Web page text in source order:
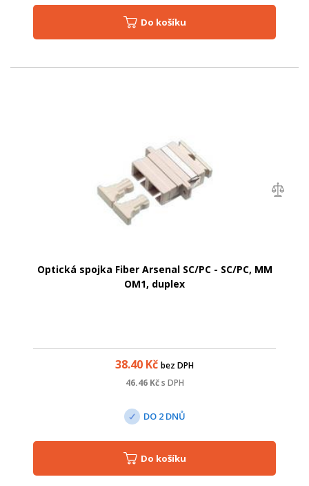
Do košíku
Optická spojka Fiber Arsenal SC/PC - SC/PC, MM
OM1, duplex
38.40 Kč bez DPH
46.46Kč s DPH
DO 2 DNŮ
Do košíku